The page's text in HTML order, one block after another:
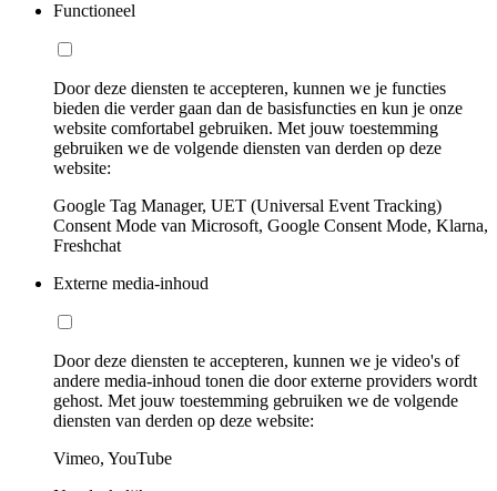
Functioneel
Door deze diensten te accepteren, kunnen we je functies
bieden die verder gaan dan de basisfuncties en kun je onze
website comfortabel gebruiken. Met jouw toestemming
gebruiken we de volgende diensten van derden op deze
website:
Google Tag Manager, UET (Universal Event Tracking)
Consent Mode van Microsoft, Google Consent Mode, Klarna,
Freshchat
Externe media-inhoud
Door deze diensten te accepteren, kunnen we je video's of
andere media-inhoud tonen die door externe providers wordt
gehost. Met jouw toestemming gebruiken we de volgende
diensten van derden op deze website:
Vimeo, YouTube